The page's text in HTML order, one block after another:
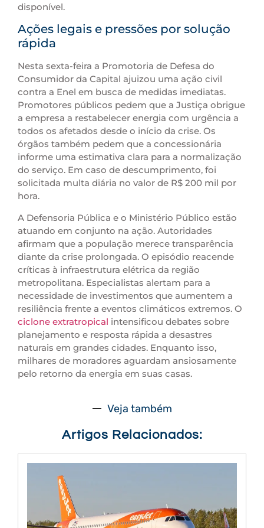
disponível.
Ações legais e pressões por solução
rápida
Nesta sexta-feira a Promotoria de Defesa do
Consumidor da Capital ajuizou uma ação civil
contra a Enel em busca de medidas imediatas.
Promotores públicos pedem que a Justiça obrigue
a empresa a restabelecer energia com urgência a
todos os afetados desde o início da crise. Os
órgãos também pedem que a concessionária
informe uma estimativa clara para a normalização
do serviço. Em caso de descumprimento, foi
solicitada multa diária no valor de R$ 200 mil por
hora.
A Defensoria Pública e o Ministério Público estão
atuando em conjunto na ação. Autoridades
afirmam que a população merece transparência
diante da crise prolongada. O episódio reacende
críticas à infraestrutura elétrica da região
metropolitana. Especialistas alertam para a
necessidade de investimentos que aumentem a
resiliência frente a eventos climáticos extremos. O
ciclone extratropical intensificou debates sobre
planejamento e resposta rápida a desastres
naturais em grandes cidades. Enquanto isso,
milhares de moradores aguardam ansiosamente
pelo retorno da energia em suas casas.
Veja também
Artigos Relacionados: